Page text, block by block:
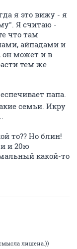
я это вижу - я
Я считаю -
что там
айпадами и
он может и в
тем же
папа.
семьи. Икру
то?? Но блин!
и 20ю
какой-то
лишена.))